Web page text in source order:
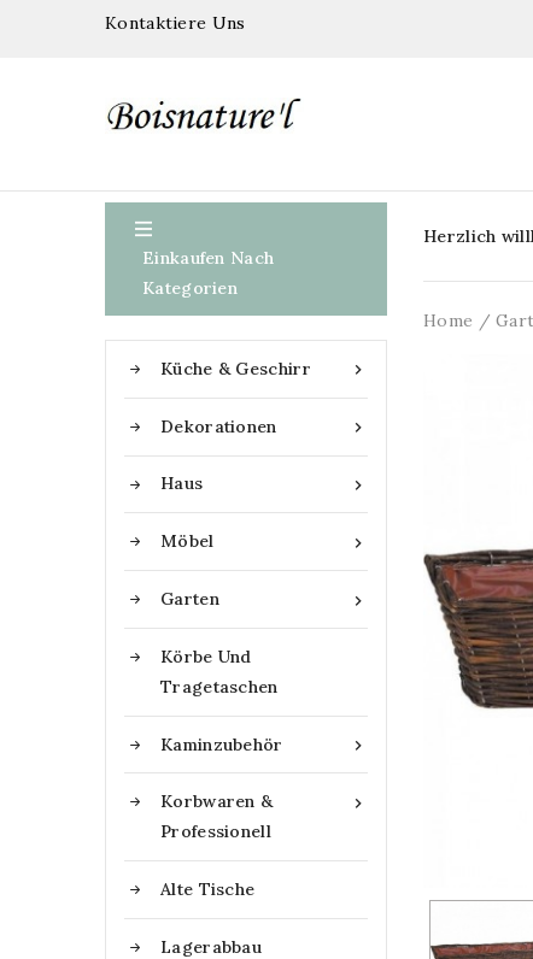
Kontaktiere Uns

Einkaufen Nach
Kategorien

Küche & Geschirr

Dekorationen

Haus

Möbel

Garten
Körbe Und
Tragetaschen

Kaminzubehör

Korbwaren &
Professionell
Alte Tische
Lagerabbau
Herzlich
Home